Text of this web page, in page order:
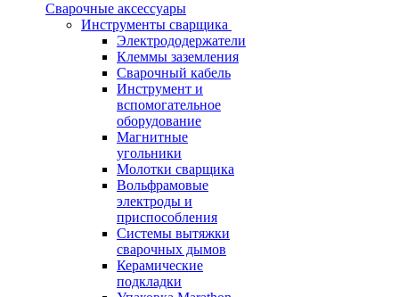
Сварочные аксессуары
Инструменты сварщика
Электрододержатели
Клеммы заземления
Сварочный кабель
Инструмент и
вспомогательное
оборудование
Магнитные
угольники
Молотки сварщика
Вольфрамовые
электроды и
приспособления
Системы вытяжки
сварочных дымов
Керамические
подкладки